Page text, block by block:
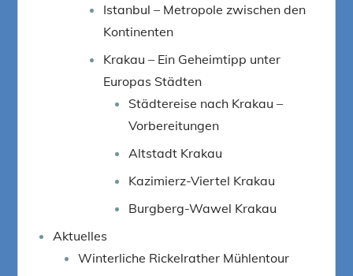
Istanbul – Metropole zwischen den
Kontinenten
Krakau – Ein Geheimtipp unter
Europas Städten
Städtereise nach Krakau –
Vorbereitungen
Altstadt Krakau
Kazimierz-Viertel Krakau
Burgberg-Wawel Krakau
Aktuelles
Winterliche Rickelrather Mühlentour